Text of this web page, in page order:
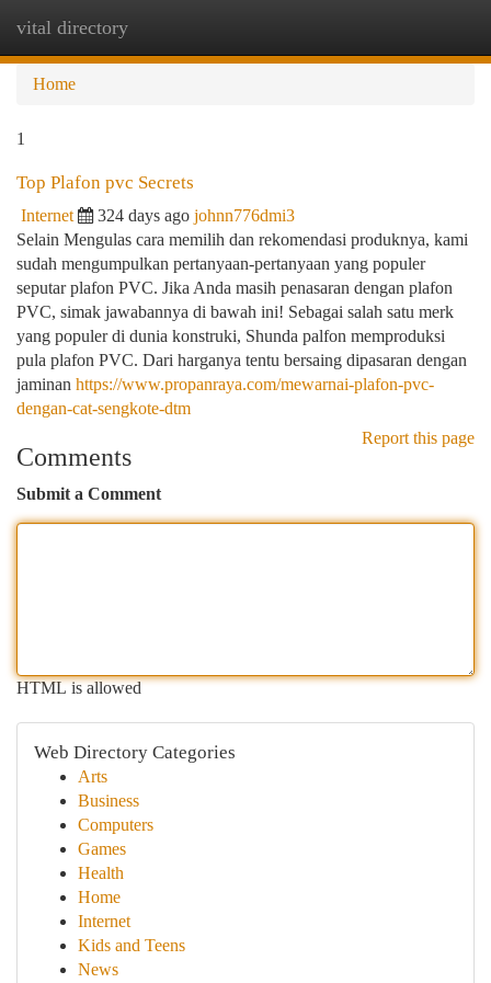
vital directory
Home
1
Top Plafon pvc Secrets
Internet 324 days ago johnn776dmi3
Selain Mengulas cara memilih dan rekomendasi produknya, kami
sudah mengumpulkan pertanyaan-pertanyaan yang populer
seputar plafon PVC. Jika Anda masih penasaran dengan plafon
PVC, simak jawabannya di bawah ini! Sebagai salah satu merk
yang populer di dunia konstruki, Shunda palfon memproduksi
pula plafon PVC. Dari harganya tentu bersaing dipasaran dengan
jaminan https://www.propanraya.com/mewarnai-plafon-pvc-
dengan-cat-sengkote-dtm
Report this page
Comments
Submit a Comment
HTML is allowed
Web Directory Categories
Arts
Business
Computers
Games
Health
Home
Internet
Kids and Teens
News